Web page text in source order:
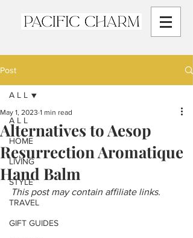
Post
A L L
HOME
LIVING
STYLE
TRAVEL
GIFT GUIDES
A L L
Alternatives to Aesop
Resurrection Aromatique
Hand Balm
May 1, 2023 1 min read
This post may contain affiliate links.